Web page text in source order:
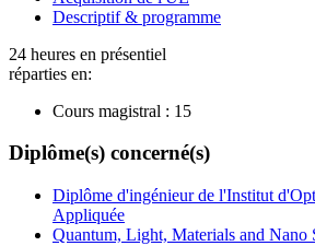
Descriptif & programme
24 heures en présentiel
réparties en:
Cours magistral : 15
Diplôme(s) concerné(s)
Diplôme d'ingénieur de l'Institut
Appliquée
Quantum, Light, Materials and Nano